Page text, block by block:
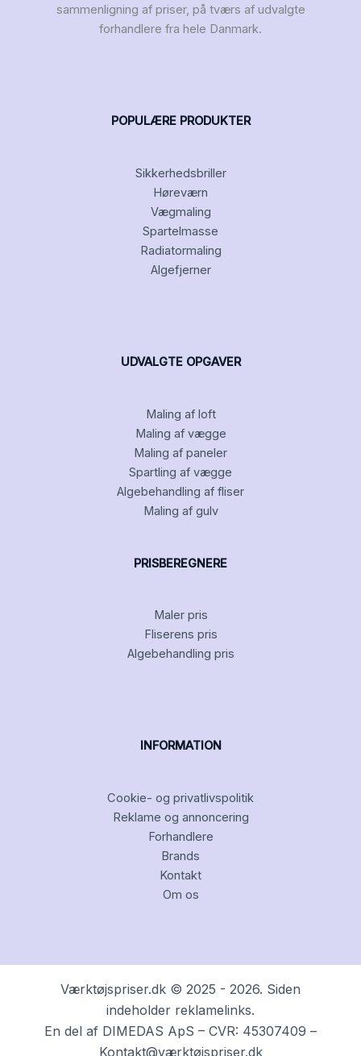
sammenligning af priser, på tværs af udvalgte
forhandlere fra hele Danmark.
POPULÆRE PRODUKTER
Sikkerhedsbriller
Høreværn
Vægmaling
Spartelmasse
Radiatormaling
Algefjerner
UDVALGTE OPGAVER
Maling af loft
Maling af vægge
Maling af paneler
Spartling af vægge
Algebehandling af fliser
Maling af gulv
PRISBEREGNERE
Maler pris
Fliserens pris
Algebehandling pris
INFORMATION
Cookie- og privatlivspolitik
Reklame og annoncering
Forhandlere
Brands
Kontakt
Om os
Værktøjspriser.dk © 2025 - 2026. Siden
indeholder reklamelinks.
En del af DIMEDAS ApS – CVR: 45307409 –
Kontakt@værktøjspriser.dk